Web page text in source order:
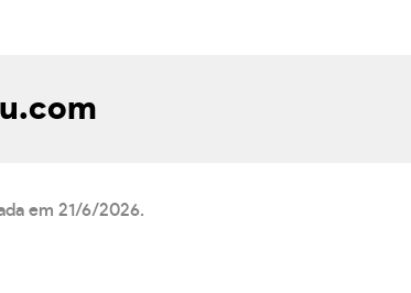
em 21/6/2026.